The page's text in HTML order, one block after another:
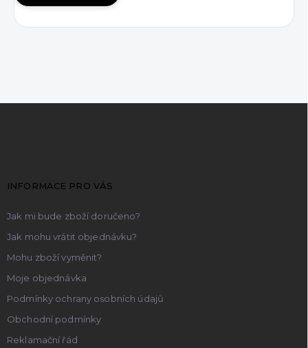
INFORMACE PRO VÁS
Jak mi bude zboží doručeno?
Jak mohu vrátit objednávku?
Mohu zboží vyměnit?
Moje objednávka
Podmínky ochrany osobních údajů
Obchodní podmínky
Reklamační řád